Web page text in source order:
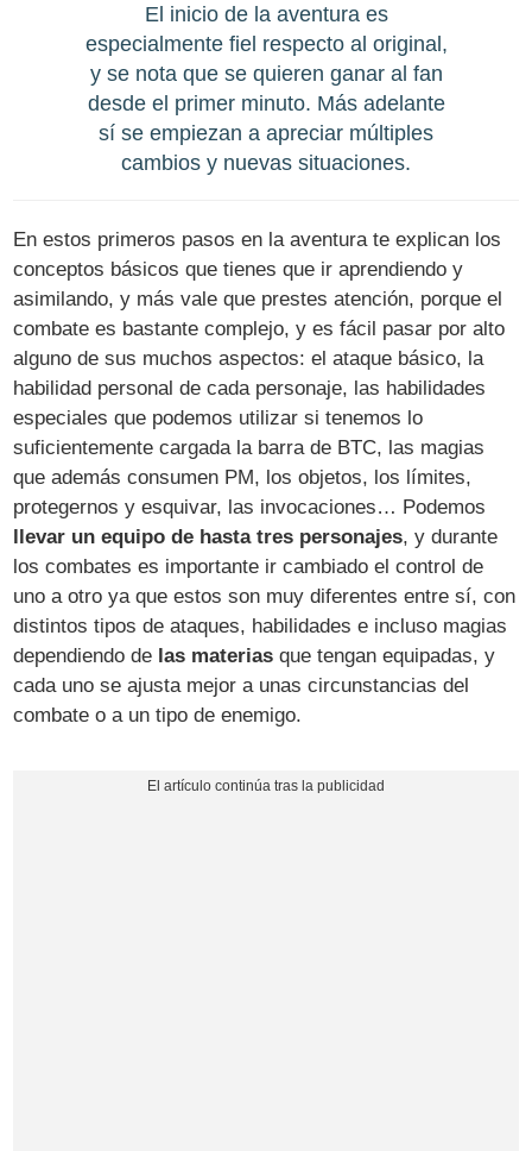
El inicio de la aventura es
especialmente fiel respecto al original,
y se nota que se quieren ganar al fan
desde el primer minuto. Más adelante
sí se empiezan a apreciar múltiples
cambios y nuevas situaciones.
En estos primeros pasos en la aventura te explican los
conceptos básicos que tienes que ir aprendiendo y
asimilando, y más vale que prestes atención, porque el
combate es bastante complejo, y es fácil pasar por alto
alguno de sus muchos aspectos: el ataque básico, la
habilidad personal de cada personaje, las habilidades
especiales que podemos utilizar si tenemos lo
suficientemente cargada la barra de BTC, las magias
que además consumen PM, los objetos, los límites,
protegernos y esquivar, las invocaciones… Podemos
llevar un equipo de hasta tres personajes, y durante
los combates es importante ir cambiado el control de
uno a otro ya que estos son muy diferentes entre sí, con
distintos tipos de ataques, habilidades e incluso magias
dependiendo de las materias que tengan equipadas, y
cada uno se ajusta mejor a unas circunstancias del
combate o a un tipo de enemigo.